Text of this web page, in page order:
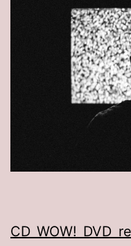
CD WOW! DVD